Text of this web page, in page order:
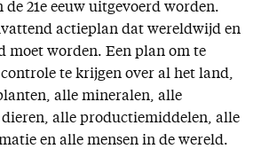
de 21e eeuw uitgevoerd worden.
actieplan dat wereldwijd en
moet worden. Een plan om te
te krijgen over al het land,
alle mineralen, alle
alle productiemiddelen, alle
en alle mensen in de wereld.